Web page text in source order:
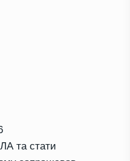
та стати